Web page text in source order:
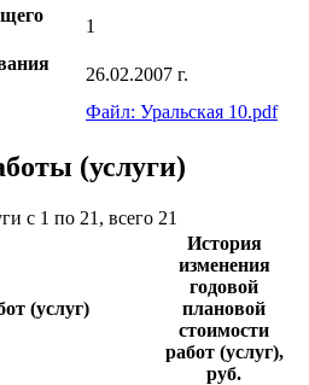
1
26.02.2007 г.
Файл: Уральская 10.pdf
(услуги)
с 1 по 21, всего 21
(услуг)
История
изменения
годовой
плановой
стоимости
работ (услуг),
руб.